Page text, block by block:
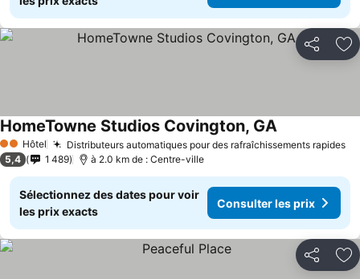
Partager
2 Étoiles
Hôtel Distributeurs automatiques pour des rafraîchissements rapides
HomeTowne Studios Covington, GAConsulter
5,4 1 489 à 2.0 km de : Centre-ville
Sélectionnez des dates pour voir
les prix exacts
Consulter les prix
Partager